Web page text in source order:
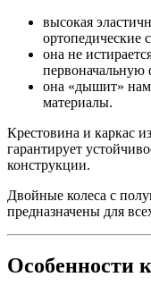
высокая
ортопедические
она не
первоначальную
она «дышит»
материалы.
Крестовина и каркас
гарантирует
конструкции.
Двойные колеса с
предназначены для
Особенности